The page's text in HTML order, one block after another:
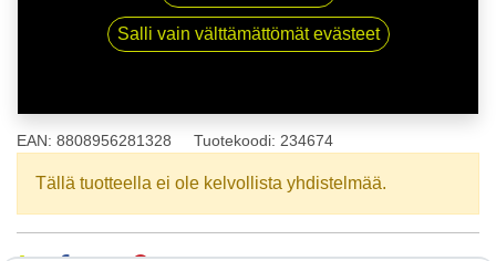
165/65R15 81T KUMHO SOLUS
EAN: 8808956281328 Tuotekoodi: 234674
Tällä tuotteella ei ole kelvollista yhdistelmää.
Salli vain välttämättömät evästeet